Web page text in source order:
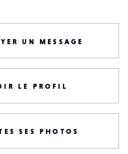
UN MESSAGE
LE PROFIL
SES PHOTOS